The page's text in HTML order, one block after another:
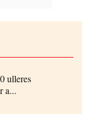
ulleres
a...